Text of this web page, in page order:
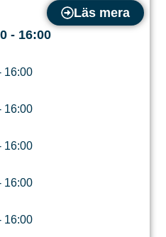
Läs mera
- 16:00
16:00
16:00
16:00
16:00
16:00